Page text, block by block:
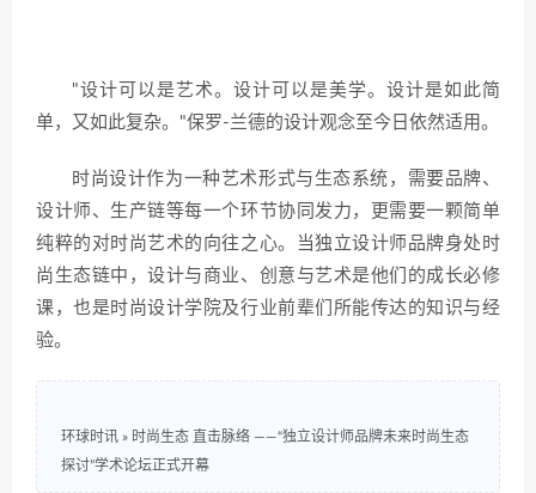
"设计可以是艺术。设计可以是美学。设计是如此简
单，又如此复杂。"保罗-兰德的设计观念至今日依然适用。
时尚设计作为一种艺术形式与生态系统，需要品牌、
设计师、生产链等每一个环节协同发力，更需要一颗简单
纯粹的对时尚艺术的向往之心。当独立设计师品牌身处时
尚生态链中，设计与商业、创意与艺术是他们的成长必修
课，也是时尚设计学院及行业前辈们所能传达的知识与经
验。
环球时讯 » 时尚生态 直击脉络 ——“独立设计师品牌未来时尚生态
探讨”学术论坛正式开幕